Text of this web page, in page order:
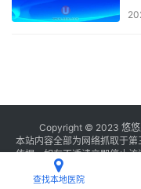
Copyright © 2023 悠悠
本站内容全部为网络抓取于
依据，如有不适请立即停止
查找本地医院